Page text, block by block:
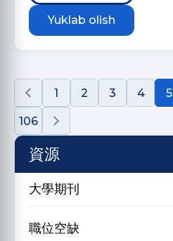
Yuklab olish
1 2 3 4 5
106
資源
大學期刊
職位空缺